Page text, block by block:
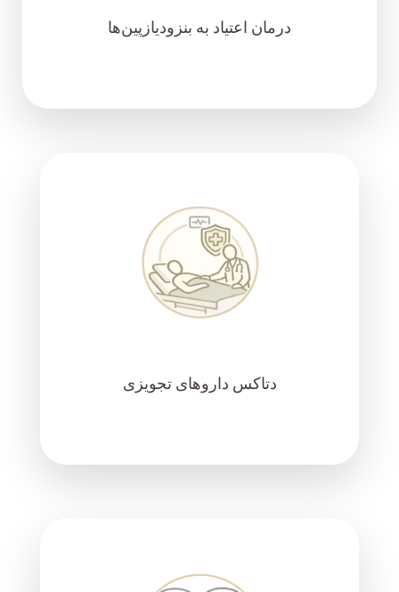
درمان اعتیاد به بنزودیازپین‌ها
دتاکس داروهای تجویزی